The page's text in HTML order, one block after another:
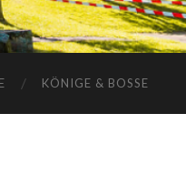
KÖNIGE & BOSSE